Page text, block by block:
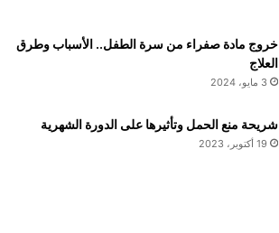
خروج مادة صفراء من سرة الطفل.. الأسباب وطرق
العلاج
3 مايو، 2024
شريحة منع الحمل وتأثيرها على الدورة الشهرية
19 أكتوبر، 2023